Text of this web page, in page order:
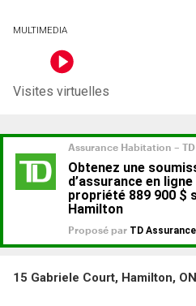
MULTIMEDIA
Visites virtuelles
15 Gabriele Court, Hamilton,